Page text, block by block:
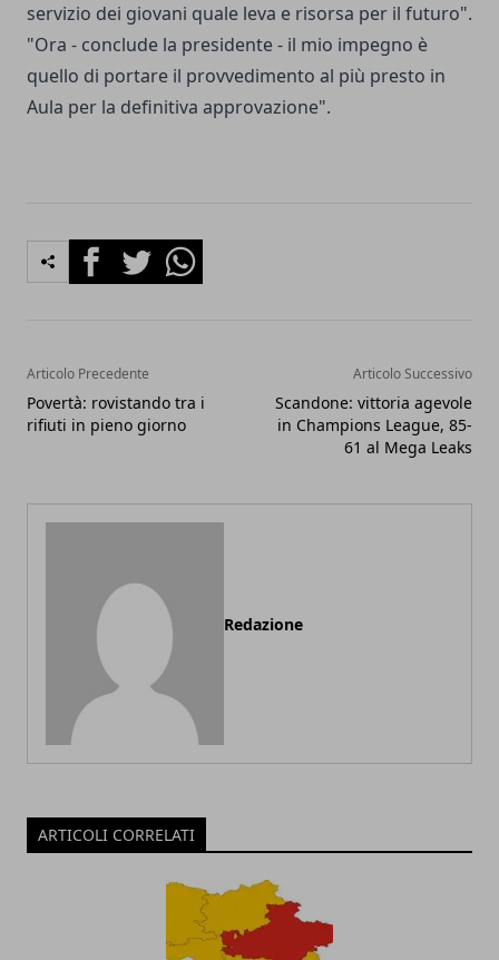
servizio dei giovani quale leva e risorsa per il futuro".
"Ora - conclude la presidente - il mio impegno è
quello di portare il provvedimento al più presto in
Aula per la definitiva approvazione".
FacebookTwitterWhatsapp
Articolo Precedente
Povertà: rovistando tra i
rifiuti in pieno giorno
Articolo Successivo
Scandone: vittoria agevole
in Champions League, 85-
61 al Mega Leaks
Redazione
ARTICOLI CORRELATI